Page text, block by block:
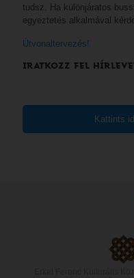
tudsz. Ha különjáratos
egyeztetés alkalmával
Útvonaltervezés!
IRATKOZZ FEL
Kattints